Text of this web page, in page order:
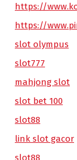
https://
https://
slot olympus
slot777
mahjong slot
slot bet 100
slot88
link slot gacor
slot88